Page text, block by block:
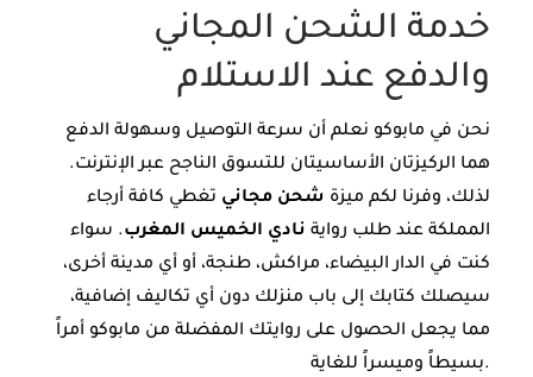
خدمة الشحن المجاني
والدفع عند الاستلام
نحن في مابوكو نعلم أن سرعة التوصيل وسهولة الدفع
هما الركيزتان الأساسيتان للتسوق الناجح عبر الإنترنت.
لذلك، وفرنا لكم ميزة شحن مجاني تغطي كافة أرجاء
المملكة عند طلب رواية نادي الخميس المغرب. سواء
كنت في الدار البيضاء، مراكش، طنجة، أو أي مدينة أخرى،
سيصلك كتابك إلى باب منزلك دون أي تكاليف إضافية،
مما يجعل الحصول على روايتك المفضلة من مابوكو أمراً
بسيطاً وميسراً للغاية.